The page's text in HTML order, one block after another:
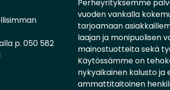
p. 050 582
Perheyrityksemme
vuoden vankalla
tarjoamaan
laajan ja monipuolisen
mainostuotteita sekä
Käytössämme on
nykyaikainen kalusto ja
ammattitaitoinen